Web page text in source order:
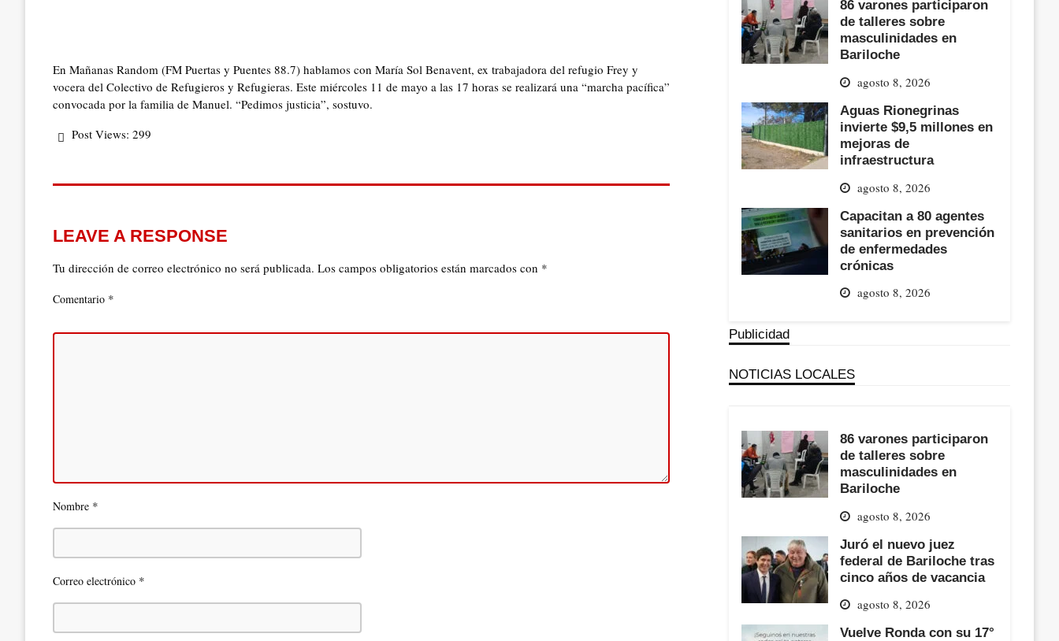
En Mañanas Random (FM Puertas y Puentes 88.7) hablamos con María Sol Benavent, ex trabajadora del refugio Frey y
vocera del Colectivo de Refugieros y Refugieras. Este miércoles 11 de mayo a las 17 horas se realizará una “marcha pacífica”
convocada por la familia de Manuel. “Pedimos justicia”, sostuvo.
Post Views: 299
LEAVE A RESPONSE
Tu dirección de correo electrónico no será publicada. Los campos obligatorios están marcados con *
Comentario *
Nombre *
Correo electrónico *
86 varones participaron
de talleres sobre
masculinidades en
Bariloche
agosto 8, 2026
Aguas Rionegrinas
invierte $9,5 millones en
mejoras de
infraestructura
agosto 8, 2026
Capacitan a 80 agentes
sanitarios en prevención
de enfermedades
crónicas
agosto 8, 2026
Publicidad
NOTICIAS LOCALES
86 varones participaron
de talleres sobre
masculinidades en
Bariloche
agosto 8, 2026
Juró el nuevo juez
federal de Bariloche tras
cinco años de vacancia
agosto 8, 2026
Vuelve Ronda con su 17°